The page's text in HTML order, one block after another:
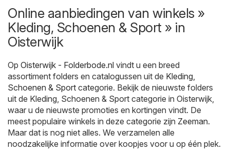
Online aanbiedingen van winkels »
Kleding, Schoenen & Sport » in
Oisterwijk
Op Oisterwijk - Folderbode.nl vindt u een breed
assortiment folders en catalogussen uit de Kleding,
Schoenen & Sport categorie. Bekijk de nieuwste folders
uit de Kleding, Schoenen & Sport categorie in Oisterwijk,
waar u de nieuwste promoties en kortingen vindt. De
meest populaire winkels in deze categorie zijn Zeeman.
Maar dat is nog niet alles. We verzamelen alle
noodzakelijke informatie over koopjes voor u op één plek.